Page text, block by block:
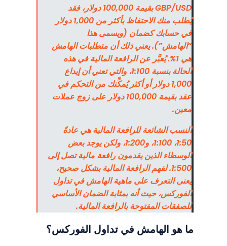
GBP/USD بقيمة 100,000 دولار، فقد
يُطلب منك الاحتفاظ بأكثر من 1,000 دولار
في حسابك كضمان (ويسمى هذا
“الهامش”). يعني ذلك أن متطلبات الهامش
هي 1%. يُعبَّر عن الرافعة المالية في هذه
الحالة بنسبة 1:100، والتي تعني أن إيداع
1,000 دولار أو أكثر يُمكِّنك من التحكم في
عقد بقيمة 100,000 دولار على زوج عملات
معين.
النسب الشائعة للرافعة المالية هي عادةً
1:50، 1:100، و1:200، ولكن يوجد بعض
الوسطاء الذين يقدمون رافعة مالية تصل إلى
1:500. لفهم الرافعة المالية بشكل صحيح،
يعنى التعرف على ماهية الهامش في تداول
الفوركس، حيث أنه بمثابة الضمان الأساسي
للصفقات المفتوحة بالرافعة المالية.
ما هو الهامش في تداول الفوركس؟